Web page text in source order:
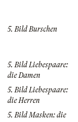
5. Bild Burschen
5. Bild Liebespaare:
die Damen
5. Bild Liebespaare:
die Herren
5. Bild Masken: die